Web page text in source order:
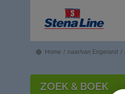
Home / naar/van Engeland /
ZOEK & BOEK